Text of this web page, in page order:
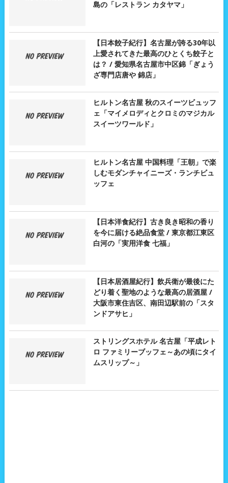
島の「レストラン カタヤマ」
【日本餃子紀行】名古屋が誇る30年以
上愛されてきた最高のひとくち餃子と
は？ / 愛知県名古屋市中区錦「ぎょう
ざ専門店唐や 錦店」
ヒルトン名古屋 秋のスイーツビュッフ
ェ「マイメロディとクロミのマジカル
スイーツワールド」
ヒルトン名古屋 中国料理「王朝」で楽
しむモダンチャイニーズ・ランチビュ
ッフェ
【日本洋食紀行】古き良き昭和の香り
を今に届ける絶品食堂 / 東京都江東区
白河の「実用洋食 七福」
【日本居酒屋紀行】飲兵衛が最後にた
どり着く聖地のような最高の居酒屋 /
大阪市東住吉区、南田辺駅前の「スタ
ンドアサヒ」
ストリングスホテル 名古屋「平成レト
ロ ファミリーブッフェ～あの頃にタイ
ムスリップ～」